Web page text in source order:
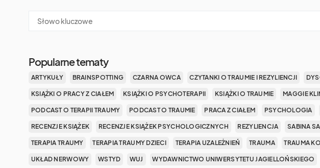
Popularne tematy
ARTYKUŁY BRAINSPOTTING CZARNA OWCA CZYTANKI O TRAUMIE I REZYLIENCJI
KSIĄŻKI O PRACY Z CIAŁEM KSIĄŻKI O PSYCHOTERAPII KSIĄŻKI O TRAUMIE MAGGIE
PODCAST O TERAPII TRAUMY PODCAST O TRAUMIE PRACA Z CIAŁEM PSYCHOLOGIA
RECENZJE KSIĄŻEK RECENZJE KSIĄŻEK PSYCHOLOGICZNYCH REZYLIENCJA SABINA
TERAPIA TRAUMY TERAPIA TRAUMY DZIECI TERAPIA UZALEŻNIEŃ TRAUMA TRAUMA
UKŁAD NERWOWY WSTYD WUJ WYDAWNICTWO UNIWERSYTETU JAGIELLOŃSKIEGO